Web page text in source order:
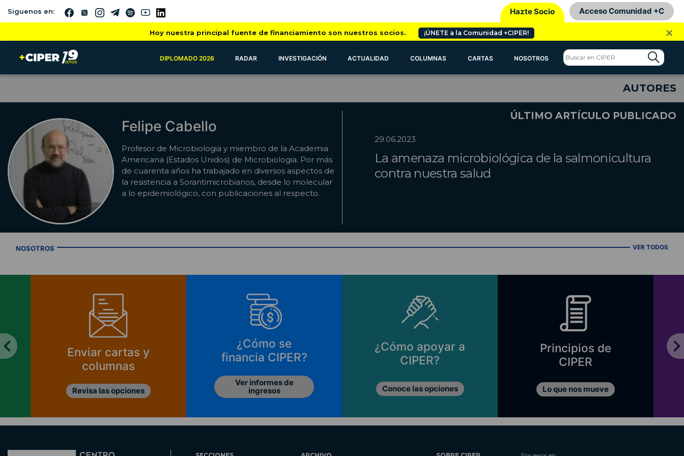
Siguenos en: Hazte Socio Acceso Comunidad +C
Hoy nuestra principal fuente de financiamiento son nuestros socios. ¡ÚNETE a la Comunidad +CIPER! ×
DIPLOMADO 2026 RADAR INVESTIGACIÓN ACTUALIDAD COLUMNAS CARTAS NOSOTROS
AUTORES
Felipe Cabello
Profesor de Microbiologia y miembro de la Academia
Americana (Estados Unidos) de Microbiologia. Por más
de cuarenta años ha trabajado en diversos aspectos de
la resistencia a Sorantimicrobianos, desde lo molecular
a lo epidemiológico, con publicaciones al respecto.
ÚLTIMO ARTÍCULO PUBLICADO
29.06.2023
La amenaza microbiológica de la salmonicultura
contra nuestra salud
NOSOTROS VER TODOS
Enviar cartas y
columnas
Revisa las opciones
¿Cómo se
financia CIPER?
Ver informes de
ingresos
¿Cómo apoyar a
CIPER?
Conoce las opciones
Principios de
CIPER
Lo que nos mueve